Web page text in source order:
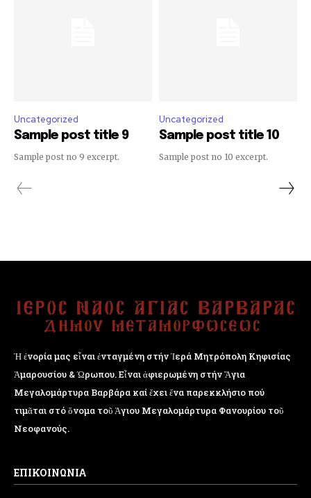
Uncategorized
Sample post title 9
Sample post no 9 excerpt.
Uncategorized
Sample post title 10
Sample post no 10 excerpt.
Ἡ ἐνορία μας εἶναι ἐνταγμένη στήν Ἱερά Μητρόπολη Κηφισίας
Ἁμαρουσίου & Ὠρωπου. Εἶναι ἀφιερωμένη στήν Ἅγια
Μεγαλομάρτυρα Βαρβάρα καί ἔχει ἕνα παρεκκλήσιο πού
τιμᾶται στό ὄνομα τοῦ Ἁγιου Μεγαλομάρτυρα Φανουρίου τοῦ
Νεοφανούς.
ΕΠΙΚΟΙΝΩΝΙΑ